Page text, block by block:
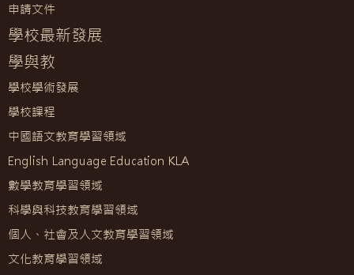
申請文件
學校最新發展
學與教
學校學術發展
學校課程
中國語文教育學習領域
English Language Education KLA
數學教育學習領域
科學與科技教育學習領域
個人、社會及人文教育學習領域
文化教育學習領域